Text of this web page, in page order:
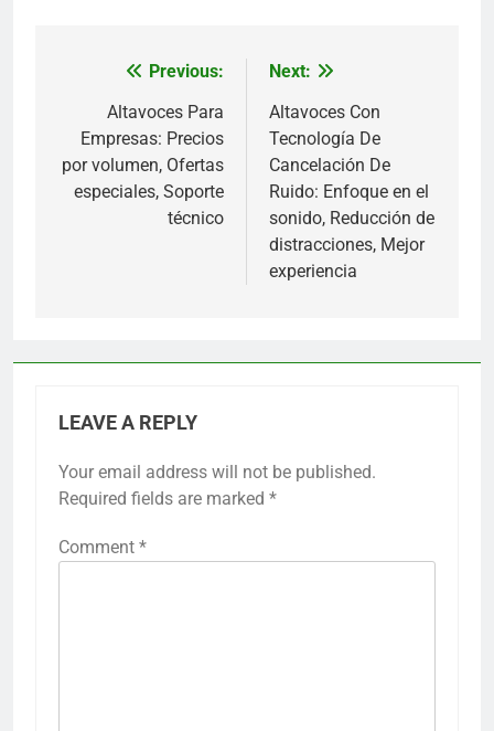
navigation
Previous:
Altavoces Para
Empresas: Precios
por volumen, Ofertas
especiales, Soporte
técnico
Next:
Altavoces Con
Tecnología De
Cancelación De
Ruido: Enfoque en el
sonido, Reducción de
distracciones, Mejor
experiencia
LEAVE A REPLY
Your email address will not be published.
Required fields are marked *
Comment *